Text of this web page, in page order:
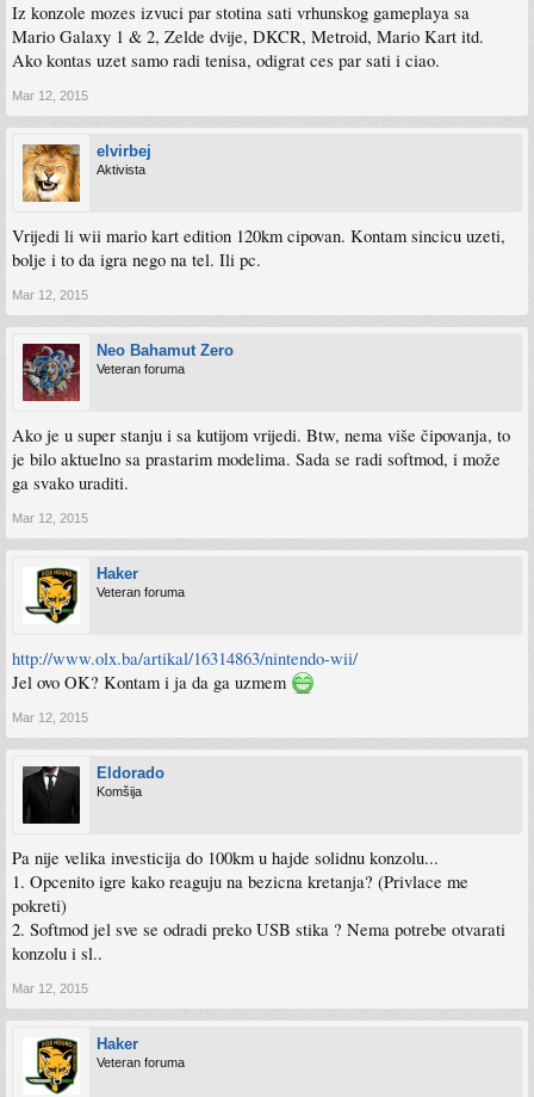
Iz konzole mozes izvuci par stotina sati vrhunskog gameplaya sa
Mario Galaxy 1 & 2, Zelde dvije, DKCR, Metroid, Mario Kart itd.
Ako kontas uzet samo radi tenisa, odigrat ces par sati i ciao.
Mar 12, 2015
elvirbej
Aktivista
Vrijedi li wii mario kart edition 120km cipovan. Kontam sincicu uzeti,
bolje i to da igra nego na tel. Ili pc.
Mar 12, 2015
Neo Bahamut Zero
Veteran foruma
Ako je u super stanju i sa kutijom vrijedi. Btw, nema više čipovanja, to
je bilo aktuelno sa prastarim modelima. Sada se radi softmod, i može
ga svako uraditi.
Mar 12, 2015
Haker
Veteran foruma
http://www.olx.ba/artikal/16314863/nintendo-wii/
Jel ovo OK? Kontam i ja da ga uzmem
Mar 12, 2015
Eldorado
Komšija
Pa nije velika investicija do 100km u hajde solidnu konzolu...
1. Opcenito igre kako reaguju na bezicna kretanja? (Privlace me
pokreti)
2. Softmod jel sve se odradi preko USB stika ? Nema potrebe otvarati
konzolu i sl..
Mar 12, 2015
Haker
Veteran foruma